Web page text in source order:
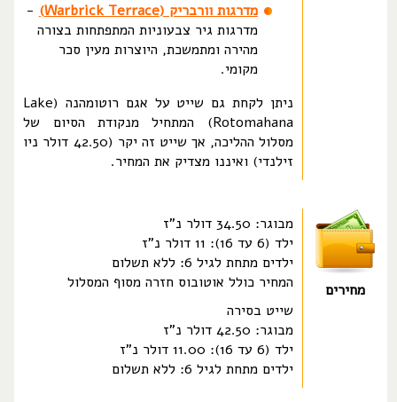
מדרגות וורבריק (Warbrick Terrace)
-
מדרגות גיר צבעוניות המתפתחות בצורה
מהירה ומתמשכת, היוצרות מעין סכר
מקומי.
ניתן לקחת גם שייט על אגם רוטומהנה (Lake
Rotomahana) המתחיל מנקודת הסיום של
מסלול ההליכה, אך שייט זה יקר (42.50 דולר ניו
זילנדי) ואיננו מצדיק את המחיר.
מחירים
מבוגר: 34.50 דולר נ"ז
ילד (6 עד 16): 11 דולר נ"ז
ילדים מתחת לגיל 6: ללא תשלום
המחיר כולל אוטובוס חזרה מסוף המסלול
שייט בסירה
מבוגר: 42.50 דולר נ"ז
ילד (6 עד 16): 11.00 דולר נ"ז
ילדים מתחת לגיל 6: ללא תשלום